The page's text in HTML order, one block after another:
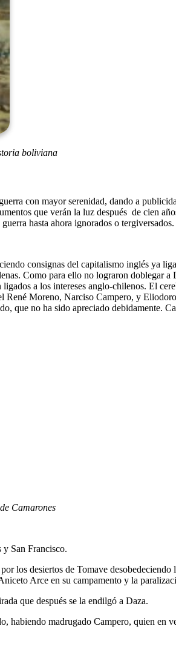
boliviana
con mayor serenidad, dando a
que verán la luz después de cien
hasta ahora ignorados o tergiversados.
consignas del capitalismo inglés ya
Como para ello no lograron doblegar
a los intereses anglo-chilenos. El
Moreno, Narciso Campero, y
que no ha sido apreciado debidamente.
Camarones
y San Francisco.
los desiertos de Tomave
Arce en su campamento y la
que después se la endilgó a Daza.
madrugado Campero, quien en